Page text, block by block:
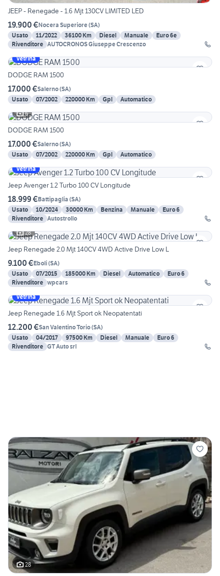
JEEP - Renegade - 1.6 Mjt 130CV LIMITED LED
19.900 €Nocera Superiore(SA)
Usato
11/2022 36100 Km Diesel Manuale
Euro 6e
Rivenditore AUTOCRONOS Giuseppe Crescenzo
Vetrina
DODGE RAM 1500
17.000 €Salerno(SA)
Usato
07/2002 220000 Km Gpl
Automatico
6
DODGE RAM 1500
17.000 €Salerno(SA)
Usato
07/2002 220000 Km Gpl
Automatico
Vetrina
Jeep Avenger 1.2 Turbo 100 CV Longitude
18.999 €Battipaglia (SA)
Usato
10/2024 30000 Km Benzina Manuale
Euro 6
Rivenditore Autostrollo
28
Jeep Renegade 2.0 Mjt 140CV 4WD Active Drive Low L
9.100 €Eboli(SA)
Usato
07/2015 185000 Km Diesel Automatico
Euro 6
Rivenditore wpcars
Vetrina
Jeep Renegade 1.6 Mjt Sport ok Neopatentati
12.200 €San Valentino Torio(SA)
Usato
04/2017 97500 Km Diesel Manuale
Euro 6
Rivenditore GT Auto srl
28